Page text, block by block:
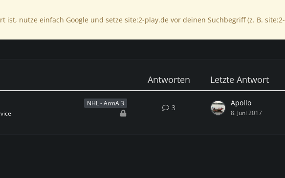
ist, nutze einfach Google und setze site:2-play.de vor deinen Suchbegriff (z. B. site:2-
Antworten Letzte Antwort
NHL - ArmA 3 3
Apollo
8. Juni 2017